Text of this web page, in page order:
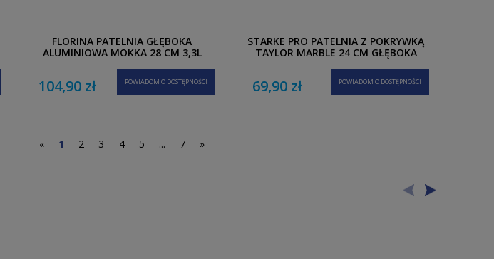
FLORINA PATELNIA GŁĘBOKA
ALUMINIOWA MOKKA 28 CM 3,3L
104,90 zł POWIADOM O DOSTĘPNOŚCI
STARKE PRO PATELNIA Z POKRYWKĄ
TAYLOR MARBLE 24 CM GŁĘBOKA
69,90 zł POWIADOM O DOSTĘPNOŚCI
« 1 2 3 4 5 ... 7 »